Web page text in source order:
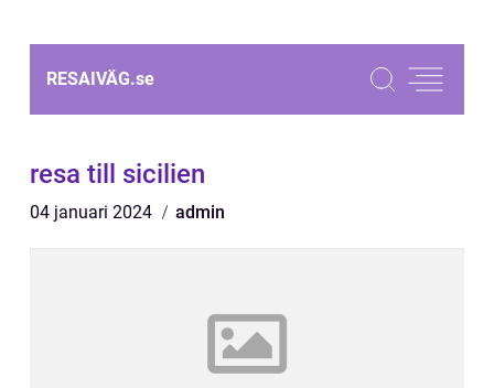
RESAIVÄG.se
resa till sicilien
04 januari 2024 admin